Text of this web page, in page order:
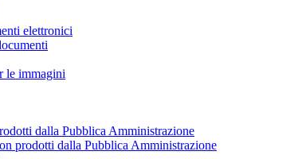
elettronici
le immagini
dalla Pubblica Amministrazione
prodotti dalla Pubblica Amministrazione